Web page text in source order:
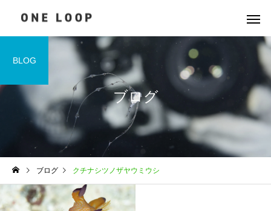
ブログ
BLOG
ブログ クチナシツノザヤウミウシ